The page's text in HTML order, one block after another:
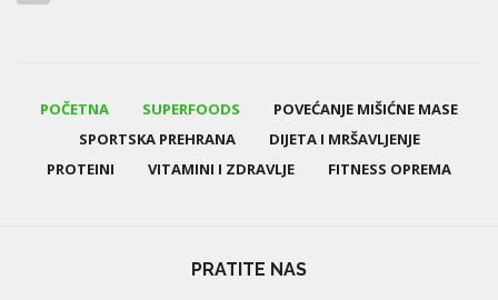
POČETNA SUPERFOODS
POVEĆANJE MIŠIĆNE MASE
SPORTSKA PREHRANA
DIJETA I MRŠAVLJENJE
PROTEINI
VITAMINI I ZDRAVLJE FITNESS OPREMA
PRATITE NAS